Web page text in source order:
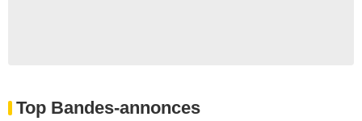
Top Bandes-annonces